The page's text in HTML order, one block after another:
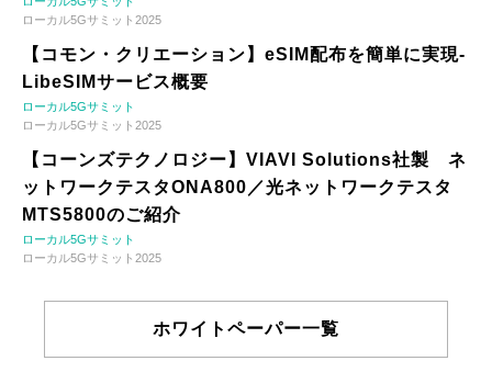
ローカル5Gサミット2025
【コモン・クリエーション】eSIM配布を簡単に実現-
LibeSIMサービス概要
ローカル5Gサミット
ローカル5Gサミット2025
【コーンズテクノロジー】VIAVI Solutions社製 ネ
ットワークテスタONA800／光ネットワークテスタ
MTS5800のご紹介
ローカル5Gサミット
ローカル5Gサミット2025
ホワイトペーパー一覧